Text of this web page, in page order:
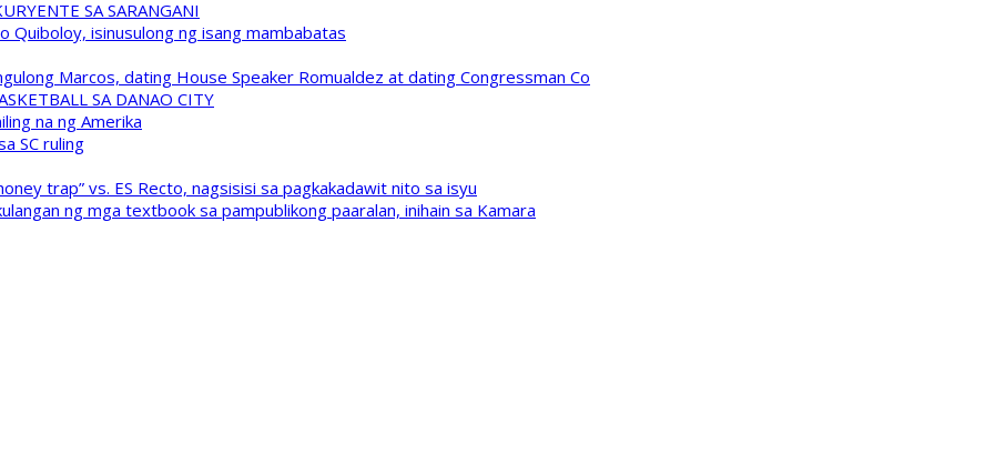
SA SARANGANI
isinusulong ng isang mambabatas
Marcos, dating House Speaker Romualdez at dating Congressman Co
SA DANAO CITY
na ng Amerika
SC ruling
trap” vs. ES Recto, nagsisisi sa pagkakadawit nito sa isyu
ng mga textbook sa pampublikong paaralan, inihain sa Kamara